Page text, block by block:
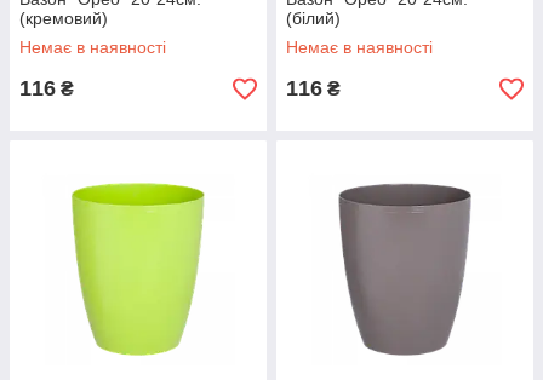
(кремовий)
Немає в наявності
116 ₴
(білий)
Немає в наявності
116 ₴